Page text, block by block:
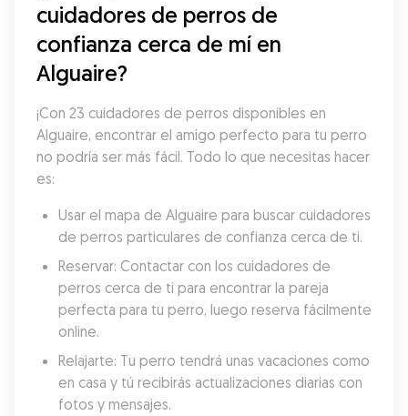
cuidadores de perros de
confianza cerca de mí en
Alguaire?
¡Con 23 cuidadores de perros disponibles en
Alguaire, encontrar el amigo perfecto para tu perro
no podría ser más fácil. Todo lo que necesitas hacer
es:
Usar el mapa de Alguaire para buscar cuidadores
de perros particulares de confianza cerca de ti.
Reservar: Contactar con los cuidadores de
perros cerca de ti para encontrar la pareja
perfecta para tu perro, luego reserva fácilmente
online.
Relajarte: Tu perro tendrá unas vacaciones como
en casa y tú recibirás actualizaciones diarias con
fotos y mensajes.